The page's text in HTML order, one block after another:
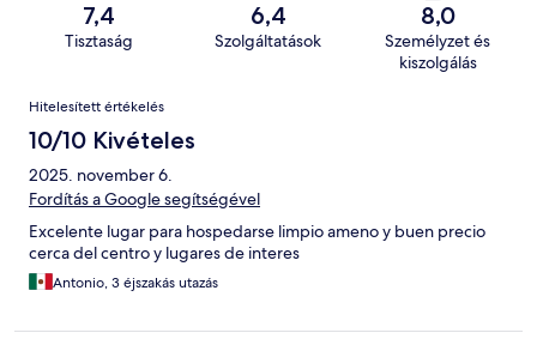
7,4
Tisztaság
6,4
Szolgáltatások
8,0
Személyzet és
kiszolgálás
Értékelések
Hitelesített értékelés
10/10 Kivételes
2025. november 6.
Fordítás a Google segítségével
Excelente lugar para hospedarse limpio ameno y buen precio
cerca del centro y lugares de interes
Antonio, 3 éjszakás utazás